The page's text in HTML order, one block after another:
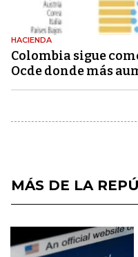
HACIENDA
Colombia sigue
Ocde donde más
MÁS DE LA